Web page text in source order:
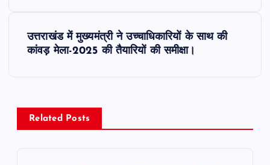
a
v
उत्तराखंड में मुख्यमंत्री ने उच्चाधिकारियों के साथ की
कांवड़ मेला-2025 की तैयारियों की समीक्षा।
Related Posts